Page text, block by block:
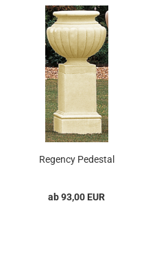
Regency Pedestal
ab 93,00 EUR